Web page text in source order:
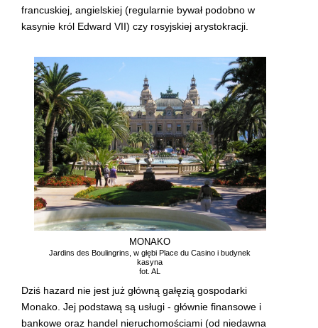
francuskiej, angielskiej (regularnie bywał podobno w
kasynie król Edward VII) czy rosyjskiej arystokracji.
MONAKO
Jardins des Boulingrins, w głębi Place du Casino i budynek
kasyna
fot. AL
Dziś hazard nie jest już główną gałęzią gospodarki
Monako. Jej podstawą są usługi - głównie finansowe i
bankowe oraz handel nieruchomościami (od niedawna